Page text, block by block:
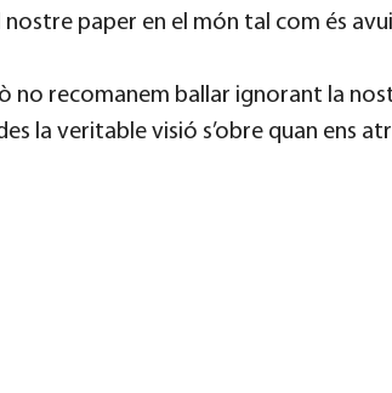
paper en el món tal com és
no recomanem ballar ignorant la
la veritable visió s’obre quan ens